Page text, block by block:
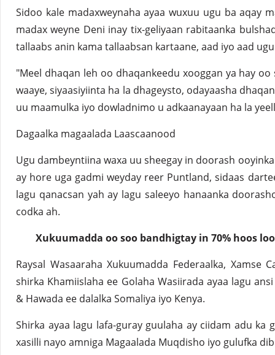
Sidoo kale madaxweynaha ayaa wuxuu ugu ba aqay
madax weyne Deni inay tix-geliyaan rabitaanka
tallaabs anin kama tallaabsan kartaane, aad iyo aad
"Meel dhaqan leh oo dhaqankeedu xooggan ya hay
waaye, siyaasiyiinta ha la dhageysto, odayaasha
uu maamulka iyo dowladnimo u adkaanayaan ha la
Dagaalka magaalada Laascaanood
Ugu dambeyntiina waxa uu sheegay in doorash
ay hore uga gadmi weyday reer Puntland, sidaas
lagu qanacsan yah ay lagu saleeyo hanaanka
codka ah.
Xukuumadda oo soo bandhigtay in 70% hoos
Raysal Wasaaraha Xukuumadda Federaalka, Xamse
shirka Khamiislaha ee Golaha Wasiirada ayaa lagu
& Hawada ee dalalka Somaliya iyo Kenya.
Shirka ayaa lagu lafa-guray guulaha ay ciidam adu ka
xasilli nayo amniga Magaalada Muqdisho iyo gulufka